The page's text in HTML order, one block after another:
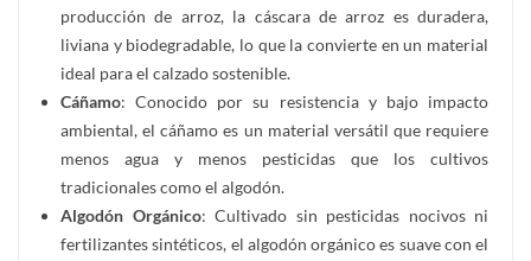
producción de arroz, la cáscara de arroz es duradera,
liviana y biodegradable, lo que la convierte en un material
ideal para el calzado sostenible.
Cáñamo: Conocido por su resistencia y bajo impacto
ambiental, el cáñamo es un material versátil que requiere
menos agua y menos pesticidas que los cultivos
tradicionales como el algodón.
Algodón Orgánico: Cultivado sin pesticidas nocivos ni
fertilizantes sintéticos, el algodón orgánico es suave con el